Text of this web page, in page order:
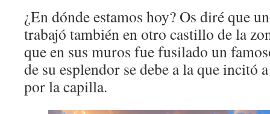
¿En dónde estamos hoy? Os diré que
trabajó también en otro castillo de la
que en sus muros fue fusilado un
de su esplendor se debe a la que incitó
por la capilla.